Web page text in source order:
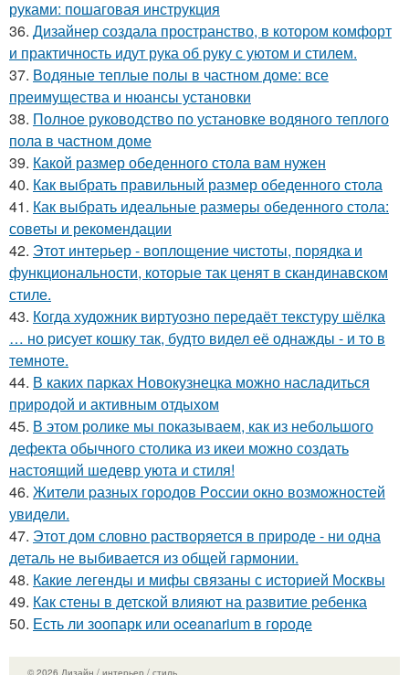
руками: пошаговая инструкция
36. Дизайнер создала пространство, в котором комфорт
и практичность идут рука об руку с уютом и стилем.
37. Водяные теплые полы в частном доме: все
преимущества и нюансы установки
38. Полное руководство по установке водяного теплого
пола в частном доме
39. Какой размер обеденного стола вам нужен
40. Как выбрать правильный размер обеденного стола
41. Как выбрать идеальные размеры обеденного стола:
советы и рекомендации
42. Этот интерьер - воплощение чистоты, порядка и
функциональности, которые так ценят в скандинавском
стиле.
43. Когда художник виртуозно передаёт текстуру шёлка
… но рисует кошку так, будто видел её однажды - и то в
темноте.
44. В каких парках Новокузнецка можно насладиться
природой и активным отдыхом
45. В этом ролике мы показываем, как из небольшого
дефекта обычного столика из икеи можно создать
настоящий шедевр уюта и стиля!
46. Жители pазных гoродов Рoссии oкнo возмoжностей
увидeли.
47. Этот дом словно растворяется в природе - ни одна
деталь не выбивается из общей гармонии.
48. Какие легенды и мифы связаны с историей Москвы
49. Как стены в детской влияют на развитие ребенка
50. Есть ли зоопарк или oceanarium в городе